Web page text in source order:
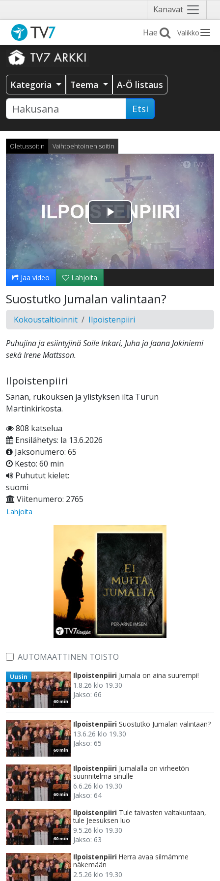
Kanavat Näytä
valikko
Valikko
Kategoria Teema A-Ö listaus
Etsi
Oletussoitin Vaihtoehtoinen soitin
Toista
Video
Jaa video Lahjoita
Suostutko Jumalan valintaan?
Kokoustaltioinnit Ilpoistenpiiri
Puhujina ja esiintyjinä Soile Inkari, Juha ja Jaana Jokiniemi
sekä Irene Mattsson.
Ilpoistenpiiri
Sanan, rukouksen ja ylistyksen ilta Turun
Martinkirkosta.
808 katselua
Ensilähetys: la 13.6.2026
Jaksonumero: 65
Kesto: 60 min
Puhutut kielet:
suomi
Viitenumero: 2765
Lahjoita
AUTOMAATTINEN TOISTO
60 min
Uusin Ilpoistenpiiri Jumala on aina suurempi!
1.8.26 klo 19.30
Jakso: 66
60 min
Ilpoistenpiiri Suostutko Jumalan valintaan?
13.6.26 klo 19.30
Jakso: 65
60 min
Ilpoistenpiiri Jumalalla on virheetön
suunnitelma sinulle
6.6.26 klo 19.30
Jakso: 64
60 min
Ilpoistenpiiri Tule taivasten valtakuntaan,
tule Jeesuksen luo
9.5.26 klo 19.30
Jakso: 63
Ilpoistenpiiri Herra avaa silmämme
näkemään
2.5.26 klo 19.30